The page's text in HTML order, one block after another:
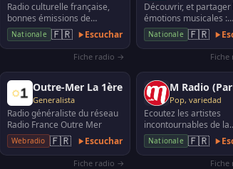
Radio culturelle française,
bonnes émissions de
diverses thématiques,
quelques programmations …
Nationale 🇫🇷 Escuchar
Fiche radio →
Découvrir, et partager
émotions musicales :
musique classique, jazz,
musiques du monde,
Nationale 🇫🇷
Outre-Mer La 1ère
Generalista
Radio généraliste du réseau
Radio France Outre Mer
Webradio 🇫🇷 Escuchar
Fiche radio →
M Radio
Pop, variedad
Ecoutez les artistes
incontournables de la
chanson française
Patrick Bruel, Pascal
…
Nationale 🇫🇷